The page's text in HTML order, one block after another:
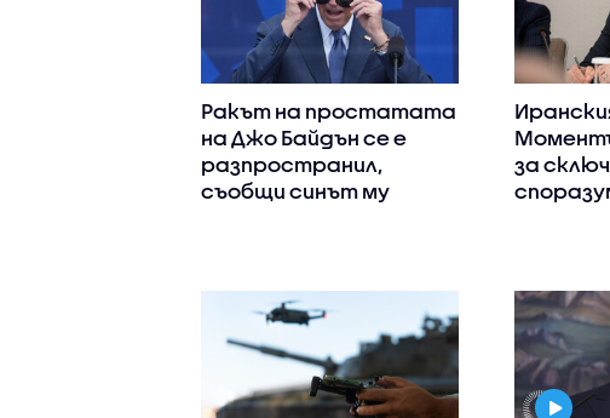
Ракът на простатата
на Джо Байдън се е
разпространил,
съобщи синът му
за